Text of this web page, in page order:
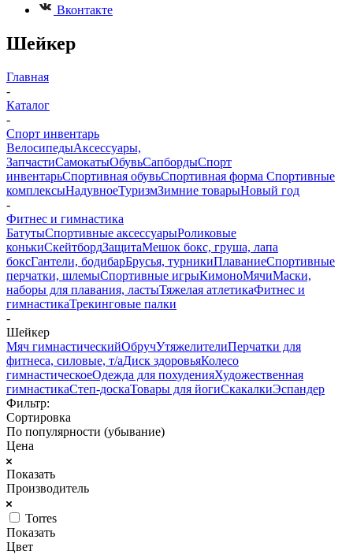
Вконтакте
Шейкер
Главная
-
Каталог
-
Спорт инвентарь
ВелосипедыАксессуары,
ЗапчастиСамокатыОбувьСапбордыСпорт
инвентарьСпортивная обувьСпортивная форма Спортивные
комплексыНадувноеТуризмЗимние товарыНовый год
-
Фитнес и гимнастика
БатутыСпортивные аксессуарыРоликовые
конькиСкейтбордЗащитаМешок бокс, груша, лапа
боксГантели, бодибарБрусья, турникиПлаваниеСпортивные
перчатки, шлемыСпортивные игрыКимоноМячиМаски,
наборы для плавания, ластыТяжелая атлетикаФитнес и
гимнастикаТрекинговые палки
-
Шейкер
Мяч гимнастическийОбручУтяжелителиПерчатки для
фитнеса, силовые, т/аДиск здоровьяКолесо
гимнастическоеОдежда для похуденияХудожественная
гимнастикаСтеп-доскаТовары для йогиСкакалкиЭспандер
Фильтр:
Сортировка
По популярности (убывание)
Цена
Показать
Производитель
Torres
Показать
Цвет